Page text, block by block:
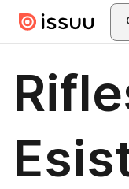
Skip to main content